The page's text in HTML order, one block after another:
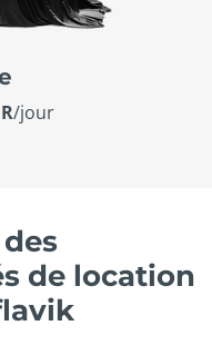
/jour
de location